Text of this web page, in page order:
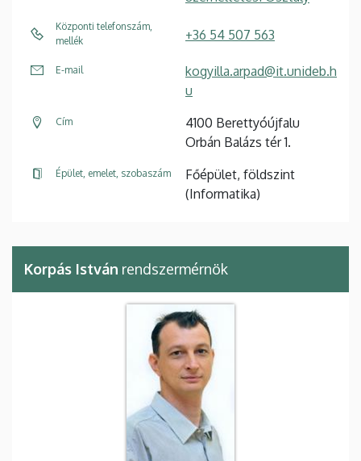
Központi telefonszám,
mellék
+36 54 507 563
E-mail
kogyilla.arpad@it.unideb.h
u
Cím
4100 Berettyóújfalu
Orbán Balázs tér 1.
Épület, emelet, szobaszám
Főépület, földszint
(Informatika)
Korpás István rendszermérnök